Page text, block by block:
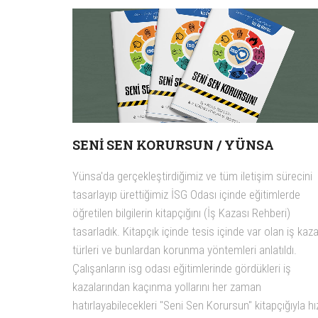
SENI SEN KORURSUN / YÜNSA
Yünsa'da gerçekleştirdiğimiz ve tüm iletişim sürecini
tasarlayıp ürettiğimiz İSG Odası içinde eğitimlerde
öğretilen bilgilerin kitapçığını (İş Kazası Rehberi)
tasarladık. Kitapçık içinde tesis içinde var olan iş
türleri ve bunlardan korunma yöntemleri anlatıldı.
Çalışanların isg odası eğitimlerinde gördükleri iş
kazalarından kaçınma yollarını her zaman
hatırlayabilecekleri "Seni Sen Korursun" kitapçığıyla